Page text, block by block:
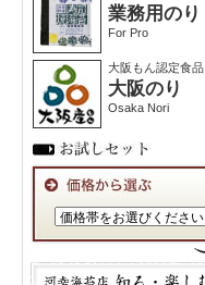
業務用のり
For Pro
大阪もん認定食品
大阪のり
Osaka Nori